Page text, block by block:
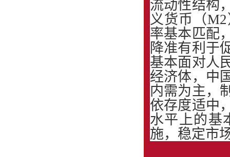
流动性结构
义货币（
率基本匹配
降准有利于
基本面对人
经济体，中
内需为主，
依存度适中
水平上的基
施，稳定市